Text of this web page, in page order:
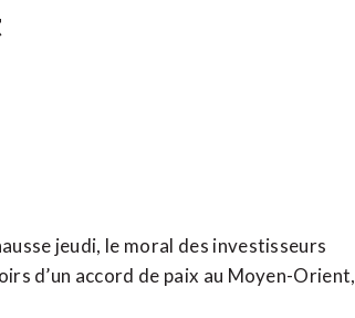
jeudi, le moral des investisseurs
d’un accord de paix au Moyen-Orient,